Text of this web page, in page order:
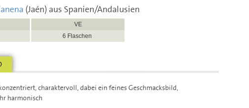
(Jaén) aus Spanien/Andalusien
VE
6 Flaschen
charaktervoll, dabei ein feines Geschmacksbild,
harmonisch